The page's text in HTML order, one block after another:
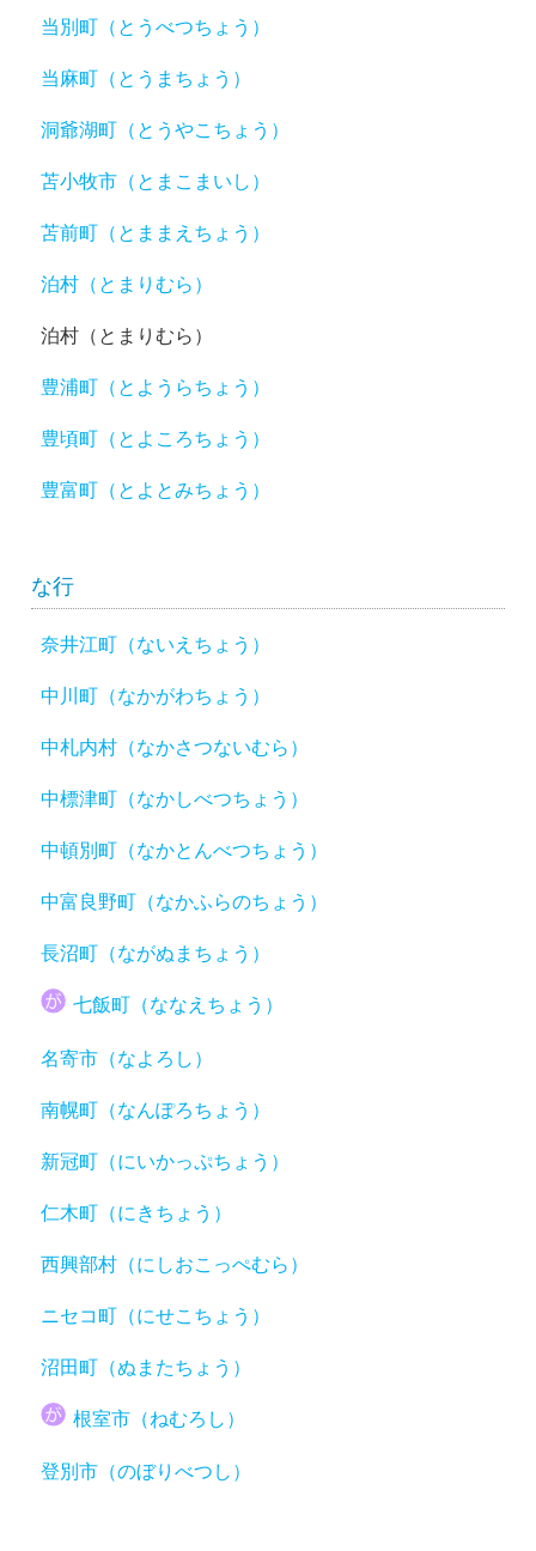
当別町（とうべつちょう）
当麻町（とうまちょう）
洞爺湖町（とうやこちょう）
苫小牧市（とまこまいし）
苫前町（とままえちょう）
泊村（とまりむら）
泊村（とまりむら）
豊浦町（とようらちょう）
豊頃町（とよころちょう）
豊富町（とよとみちょう）
な行
奈井江町（ないえちょう）
中川町（なかがわちょう）
中札内村（なかさつないむら）
中標津町（なかしべつちょう）
中頓別町（なかとんべつちょう）
中富良野町（なかふらのちょう）
長沼町（ながぬまちょう）
七飯町（ななえちょう）
名寄市（なよろし）
南幌町（なんぽろちょう）
新冠町（にいかっぷちょう）
仁木町（にきちょう）
西興部村（にしおこっぺむら）
ニセコ町（にせこちょう）
沼田町（ぬまたちょう）
根室市（ねむろし）
登別市（のぼりべつし）